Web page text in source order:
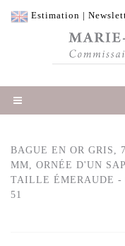
Estimation |
BAGUE EN OR GRIS,
MM, ORNÉE D'UN
TAILLE ÉMERAUDE -
51